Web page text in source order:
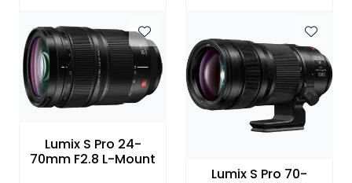
Lumix S Pro 24-
70mm F2.8 L-Mount
Lumix S Pro 70-